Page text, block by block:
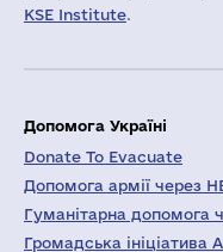
KSE Institute.
Допомога Україні
Donate To Evacuate
Допомога армії через
Гуманітарна допомога
Громадська ініціатива